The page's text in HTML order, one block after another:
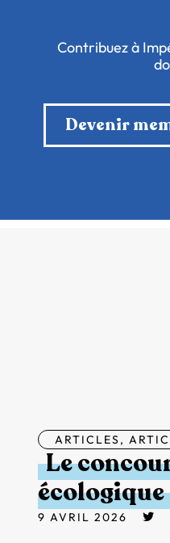
Contribuez à
Devenir
ARTICLES,
Le
écologique
9 AVRIL 2026